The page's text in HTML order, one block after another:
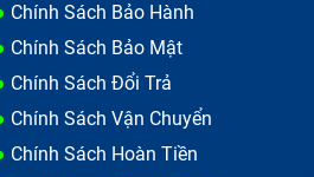
Chính Sách Bảo Hành
Chính Sách Bảo Mật
Chính Sách Đổi Trả
Chính Sách Vận Chuyển
Chính Sách Hoàn Tiền